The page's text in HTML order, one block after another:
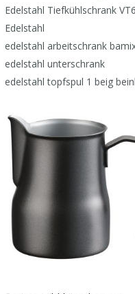
Edelstahl Tiefkühlschrank
Edelstahl
edelstahl arbeitschrank
edelstahl unterschrank
edelstahl topfspul 1 beig